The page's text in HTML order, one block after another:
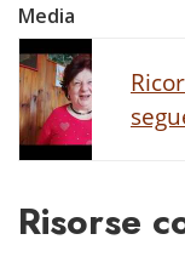
Media
Risorse